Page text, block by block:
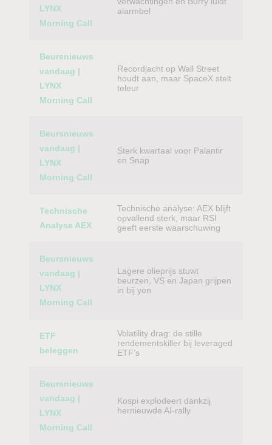
LYNX
Morning Call
alarmbel
Beursnieuws
vandaag |
LYNX
Morning Call
Recordjacht op Wall Street
houdt aan, maar SpaceX stelt
teleur
Beursnieuws
vandaag |
LYNX
Morning Call
Sterk kwartaal voor Palantir
en Snap
Technische
Analyse AEX
Technische analyse: AEX blijft
opvallend sterk, maar RSI
geeft eerste waarschuwing
Beursnieuws
vandaag |
LYNX
Morning Call
Lagere olieprijs stuwt
beurzen, VS en Japan grijpen
in bij yen
ETF
beleggen
Volatility drag: de stille
rendementskiller bij leveraged
ETF’s
Beursnieuws
vandaag |
LYNX
Morning Call
Kospi explodeert dankzij
hernieuwde AI-rally